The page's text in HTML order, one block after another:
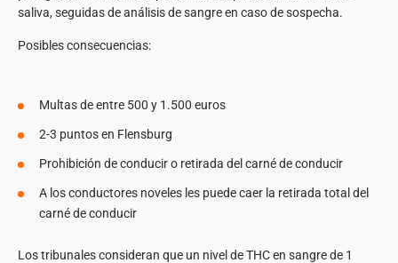
saliva, seguidas de análisis de sangre en caso de sospecha.
Posibles consecuencias:
Multas de entre 500 y 1.500 euros
2-3 puntos en Flensburg
Prohibición de conducir o retirada del carné de conducir
A los conductores noveles les puede caer la retirada total del
carné de conducir
Los tribunales consideran que un nivel de THC en sangre de 1